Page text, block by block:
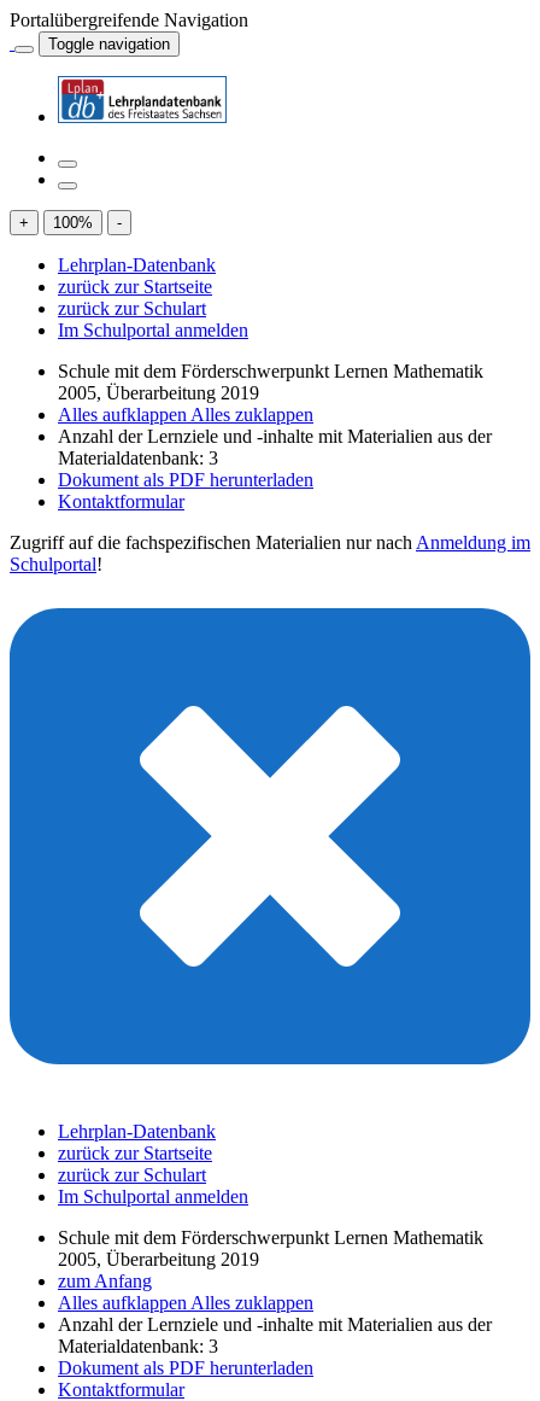
Portalübergreifende Navigation
Toggle navigation
+ 100% -
Lehrplan-Datenbank
zurück zur Startseite
zurück zur Schulart
Im Schulportal anmelden
Schule mit dem Förderschwerpunkt Lernen Mathematik
2005, Überarbeitung 2019
Alles aufklappen Alles zuklappen
Anzahl der Lernziele und -inhalte mit Materialien aus der
Materialdatenbank: 3
Dokument als PDF herunterladen
Kontaktformular
Zugriff auf die fachspezifischen Materialien nur nach Anmeldung im
Schulportal!
Lehrplan-Datenbank
zurück zur Startseite
zurück zur Schulart
Im Schulportal anmelden
Schule mit dem Förderschwerpunkt Lernen Mathematik
2005, Überarbeitung 2019
zum Anfang
Alles aufklappen Alles zuklappen
Anzahl der Lernziele und -inhalte mit Materialien aus der
Materialdatenbank: 3
Dokument als PDF herunterladen
Kontaktformular